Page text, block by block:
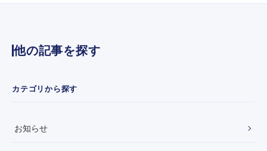
ー
た
し
た
他の記事を探す
カテゴリから探す
お知らせ